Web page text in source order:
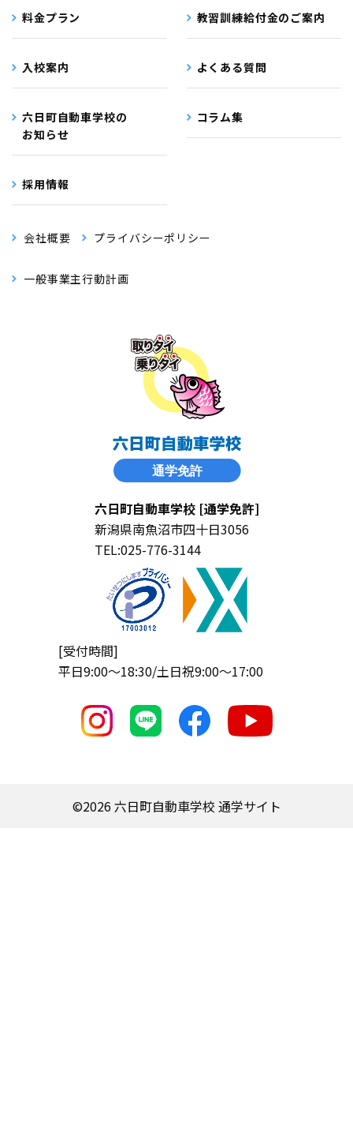
料金プラン 教習訓練給付金のご案内
入校案内 よくある質問
六日町自動車学校の
お知らせ
コラム集
採用情報
会社概要 プライバシーポリシー
一般事業主行動計画
六日町自動車学校 [通学免許]
新潟県南魚沼市四十日3056
TEL:025-776-3144
[受付時間]
平日9:00〜18:30/土日祝9:00〜17:00
©︎2026 六日町自動車学校 通学サイト